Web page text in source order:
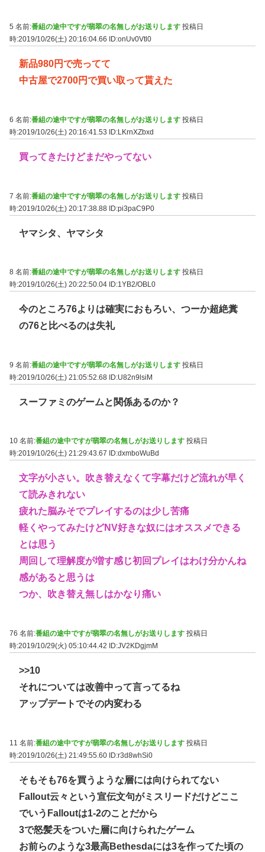
5 名前:番組の途中ですが翡翠の名無しがお送りします 投稿日
時:2019/10/26(土) 20:16:04.66
ID:onUv0Vtl0
新品980円で売ってて
中古屋で2700円で買い取って貰えた
6 名前:番組の途中ですが翡翠の名無しがお送りします 投稿日
時:2019/10/26(土) 20:16:41.53
ID:LKrnXZbxd
買ってきたけどまだやってない
7 名前:番組の途中ですが翡翠の名無しがお送りします 投稿日
時:2019/10/26(土) 20:17:38.88 ID:pi3paC9P0
ヤマシタ、ヤマシタ
8 名前:番組の途中ですが翡翠の名無しがお送りします 投稿日
時:2019/10/26(土) 20:22:50.04 ID:1YB2/OBL0
今のところ76よりは確実におもろい、つーか超絶糞
の76と比べるのは失礼
9 名前:番組の途中ですが翡翠の名無しがお送りします 投稿日
時:2019/10/26(土) 21:05:52.68 ID:U82n9lsiM
スーファミのゲームと関係あるのか？
10 名前:番組の途中ですが翡翠の名無しがお送りします 投稿日
時:2019/10/26(土) 21:29:43.67
ID:dxmboWuBd
文字が小さい。吹き替えなくて字幕だけど流れが早く
て読みきれない
疲れた脳みそでプレイするのは少し苦痛
軽くやってみたけどNV好きな奴にはオススメできる
とは思う
周回して理解度が増す感じ初回プレイはわけ分かんね
感があると思うは
つか、吹き替え無しはかなり痛い
76 名前:番組の途中ですが翡翠の名無しがお送りします 投稿日
時:2019/10/29(火) 05:10:44.42
ID:JV2KDgjmM
>>10
それについては改善中って言ってるね
アップデートでその内変わる
11 名前:番組の途中ですが翡翠の名無しがお送りします 投稿日
時:2019/10/26(土) 21:49:55.60 ID:r3d8whSi0
そもそも76を買うような層には向けられてない
Fallout云々という宣伝文句がミスリードだけどここ
でいうFalloutは1-2のことだから
3で怒髪天をついた層に向けられたゲーム
お前らのような3最高Bethesdaには3を作ってた頃の